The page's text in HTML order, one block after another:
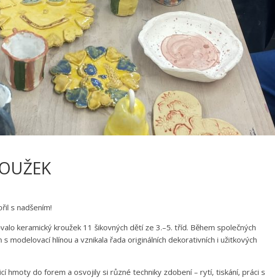
s nadšením!
keramický kroužek 11 šikovných dětí ze 3.–5. tříd. Během společných
modelovací hlínou a vznikala řada originálních dekorativních i užitkových
hmoty do forem a osvojily si různé techniky zdobení – rytí, tiskání, práci s